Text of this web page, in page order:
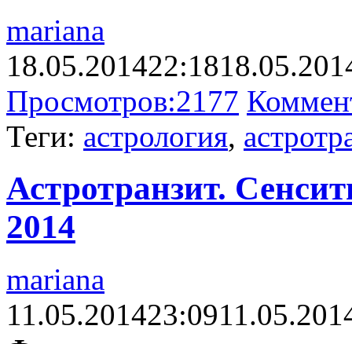
mariana
18.05.201422:18
Просмотров:2177
Теги: астрология,
Астротранзит.
2014
mariana
11.05.201423:09